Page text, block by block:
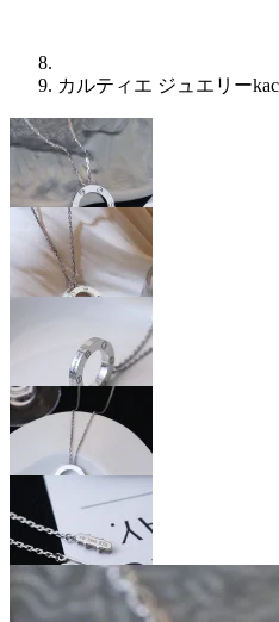
カルティエ ジュエリー